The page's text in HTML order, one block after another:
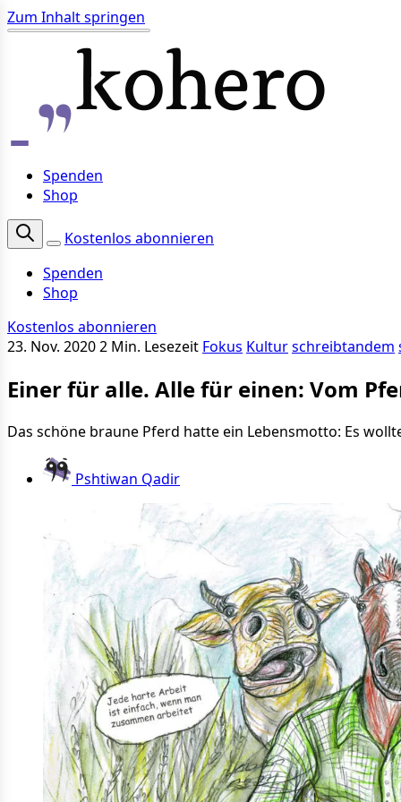
Zum Inhalt springen
Spenden
Shop
Kostenlos abonnieren
Spenden
Shop
Kostenlos abonnieren
23. Nov. 20202 Min. Lesezeit Fokus Kulturschreibtandem
Einer für alle. Alle für einen: Vom
Das schöne braune Pferd hatte ein Lebensmotto: Es
Pshtiwan Qadir